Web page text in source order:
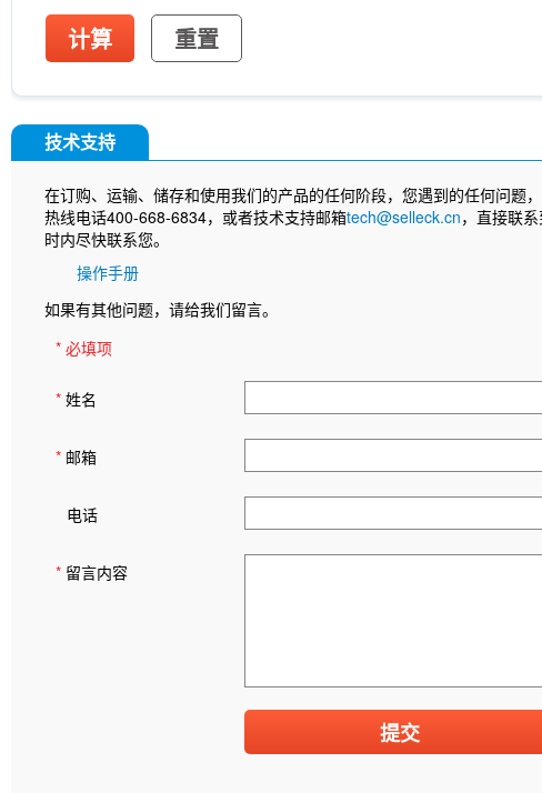
计算 重置
技术支持
在订购、运输、储存和使用我们的产品的任何阶段，您遇到的任何问题
热线电话400-668-6834，或者技术支持邮箱tech@selleck.cn，直接联
时内尽快联系您。
操作手册
如果有其他问题，请给我们留言。
* 必填项
* 姓名
* 邮箱
电话
* 留言内容